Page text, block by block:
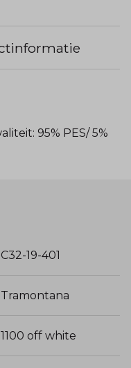
95% PES/ 5%
C32-19-401
Tramontana
1100 off white